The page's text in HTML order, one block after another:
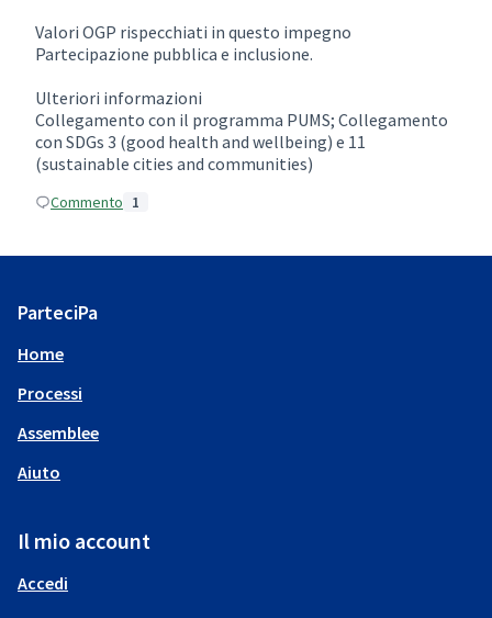
Valori OGP rispecchiati in questo impegno
Partecipazione pubblica e inclusione.
Ulteriori informazioni
Collegamento con il programma PUMS; Collegamento
con SDGs 3 (good health and wellbeing) e 11
(sustainable cities and communities)
Commento 1
ParteciPa
Home
Processi
Assemblee
Aiuto
Il mio account
Accedi